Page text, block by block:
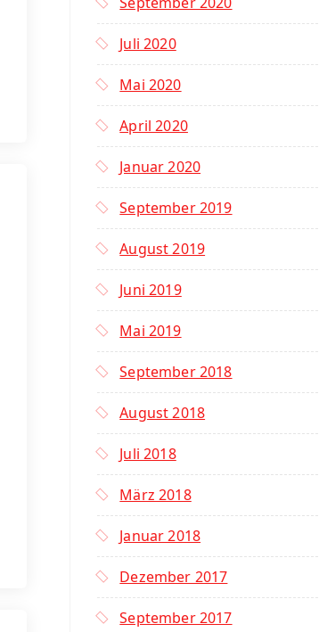
Juli 2020
Mai 2020
April 2020
Januar 2020
September 2019
August 2019
Juni 2019
Mai 2019
September 2018
August 2018
Juli 2018
März 2018
Januar 2018
Dezember 2017
September 2017